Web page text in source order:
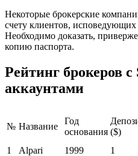
Некоторые брокерские
счету клиентов,
Необходимо доказать,
копию паспорта.
Рейтинг брокеров с
аккаунтами
№ Название
Год
основания ($)
1
Alpari 1999 1